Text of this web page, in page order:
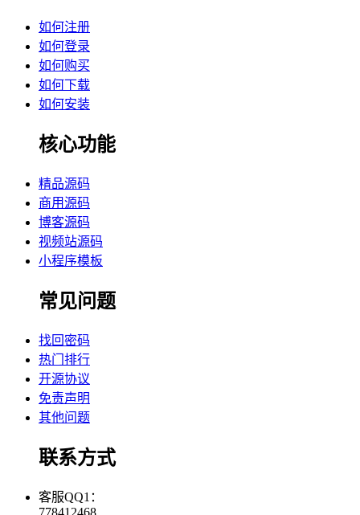
如何注册
如何登录
如何购买
如何下载
如何安装
核心功能
精品源码
商用源码
博客源码
视频站源码
小程序模板
常见问题
找回密码
热门排行
开源协议
免责声明
其他问题
联系方式
客服QQ1：
778412468